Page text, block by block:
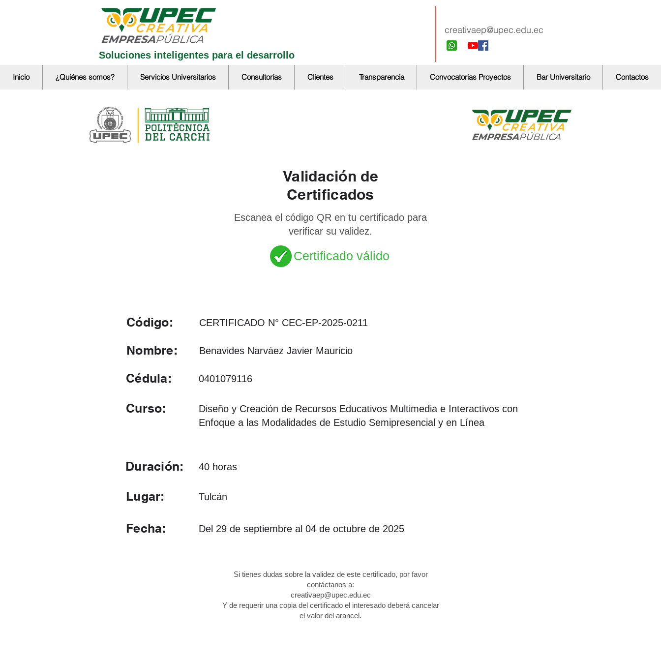
Soluciones inteligentes para el desarrollo
creativaep@upec.edu.ec
Inicio ¿Quiénes somos? Servicios Universitarios Consultorías Clientes Transparencia Convocatorias Proyectos Bar Universitario Contactos
Validación de
Certificados
Escanea el código QR en tu certificado para
verificar su validez.
Certificado válido
Código: CERTIFICADO N° CEC-EP-2025-0211
Nombre: Benavides Narváez Javier Mauricio
Cédula: 0401079116
Curso:
Diseño y Creación de Recursos Educativos Multimedia e Interactivos con
Enfoque a las Modalidades de Estudio Semipresencial y en Línea
Duración: 40 horas
Lugar: Tulcán
Fecha: Del 29 de septiembre al 04 de octubre de 2025
Si tienes dudas sobre la validez de este certificado, por favor
contáctanos a:
creativaep@upec.edu.ec
Y de requerir una copia del certificado el interesado deberá cancelar
el valor del arancel.